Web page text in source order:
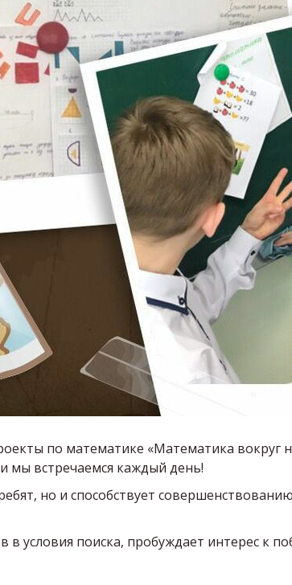
по математике «Математика вокруг
мы встречаемся каждый день!
но и способствует
условия поиска, пробуждает интерес к